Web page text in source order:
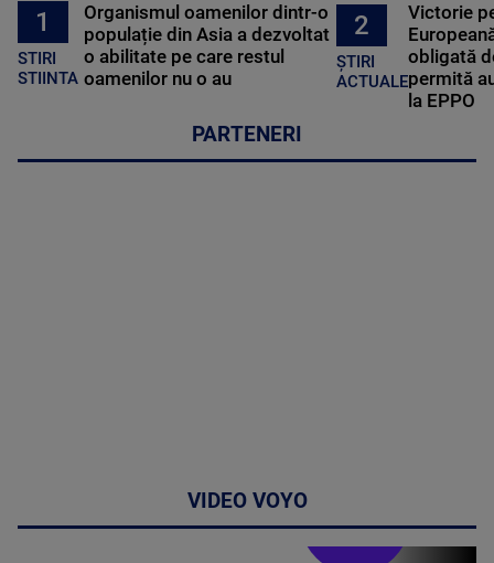
1
STIRI
STIINTA
Organismul oamenilor dintr-o
populație din Asia a dezvoltat
o abilitate pe care restul
oamenilor nu o au
2
ȘTIRI
ACTUALE
Victorie
obligată
permită
la EPPO
PARTENERI
VIDEO VOYO